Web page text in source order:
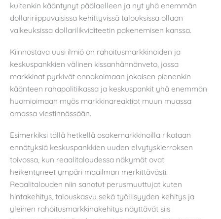
kuitenkin kääntynyt päälaelleen ja nyt yhä enemmän
dollaririippuvaisissa kehittyvissä talouksissa ollaan
vaikeuksissa dollarilikviditeetin pakenemisen kanssa.
Kiinnostava uusi ilmiö on rahoitusmarkkinoiden ja
keskuspankkien välinen kissanhännänveto, jossa
markkinat pyrkivät ennakoimaan jokaisen pienenkin
käänteen rahapolitiikassa ja keskuspankit yhä enemmän
huomioimaan myös markkinareaktiot muun muassa
omassa viestinnässään.
Esimerkiksi tällä hetkellä osakemarkkinoilla rikotaan
ennätyksiä keskuspankkien uuden elvytyskierroksen
toivossa, kun reaalitaloudessa näkymät ovat
heikentyneet ympäri maailman merkittävästi.
Reaalitalouden niin sanotut perusmuuttujat kuten
hintakehitys, talouskasvu sekä työllisyyden kehitys ja
yleinen rahoitusmarkkinakehitys näyttävät siis